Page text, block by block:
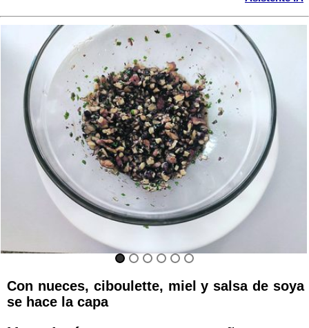
Con nueces, ciboulette, miel y salsa de soya
se hace la capa